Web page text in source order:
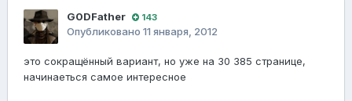
G0DFathеr 143
Опубликовано 11 января, 2012
это сокращённый вариант, но уже на 30 385 странице,
начинаеться самое интересное